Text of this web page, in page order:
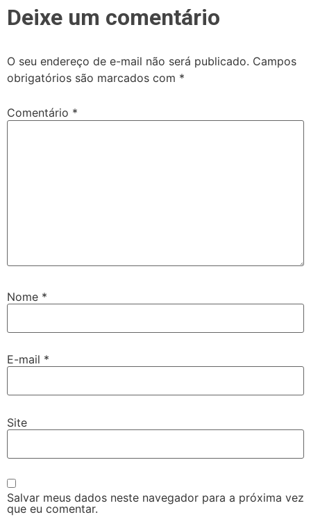
Deixe um comentário
O seu endereço de e-mail não será publicado. Campos
obrigatórios são marcados com *
Comentário *
Nome *
E-mail *
Site
Salvar meus dados neste navegador para a próxima vez
que eu comentar.